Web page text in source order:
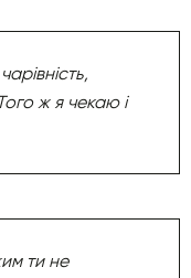
ж я чекаю і
ти не